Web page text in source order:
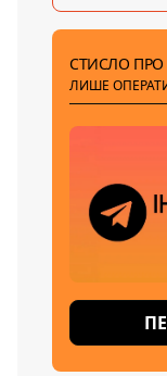
СТИСЛО ПРО
ЛИШЕ